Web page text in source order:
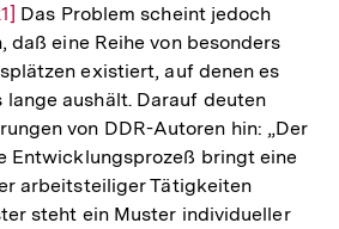
Das Problem scheint jedoch
daß eine Reihe von besonders
existiert, auf denen es
lange aushält. Darauf deuten
von DDR-Autoren hin: „Der
Entwicklungsprozeß bringt eine
arbeitsteiliger Tätigkeiten
steht ein Muster individueller